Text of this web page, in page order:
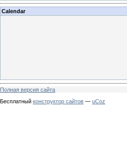
Calendar
Полная версия сайта
Бесплатный конструктор сайтов — uCoz